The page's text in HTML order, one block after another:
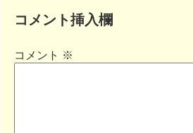
コメント挿入欄
コメント ※